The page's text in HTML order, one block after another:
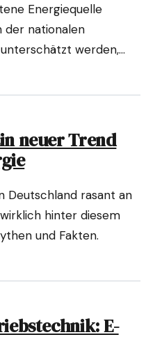
Energiequelle
der nationalen
werden,
neuer Trend
Deutschland rasant an
hinter diesem
und Fakten.
E-